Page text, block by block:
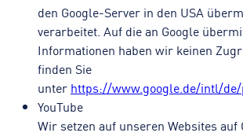
den Google-Server in den USA
verarbeitet. Auf die an Google
Informationen haben wir keinen
finden Sie
unter https://www.google.de/intl/
YouTube
Wir setzen auf unseren Websites auf